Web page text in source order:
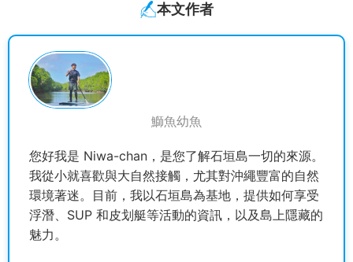
本文作者
鰤魚幼魚
您好我是 Niwa-chan，是您了解石垣島一切的來源。
我從小就喜歡與大自然接觸，尤其對沖繩豐富的自然
環境著迷。目前，我以石垣島為基地，提供如何享受
浮潛、SUP 和皮划艇等活動的資訊，以及島上隱藏的
魅力。